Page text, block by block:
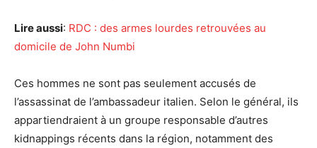
Lire aussi: RDC : des armes lourdes retrouvées au
domicile de John Numbi
Ces hommes ne sont pas seulement accusés de
l’assassinat de l’ambassadeur italien. Selon le général, ils
appartiendraient à un groupe responsable d’autres
kidnappings récents dans la région, notamment des